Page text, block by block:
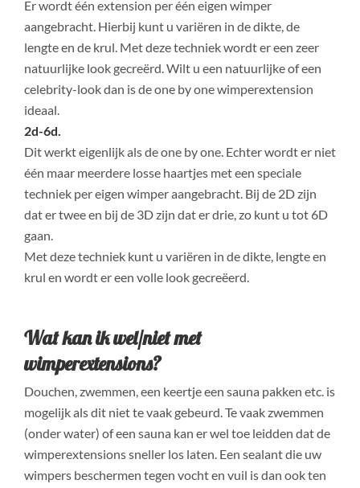
Er wordt één extension per één eigen wimper
aangebracht. Hierbij kunt u variëren in de dikte, de
lengte en de krul. Met deze techniek wordt er een zeer
natuurlijke look gecreërd. Wilt u een natuurlijke of een
celebrity-look dan is de one by one wimperextension
ideaal.
2d-6d.
Dit werkt eigenlijk als de one by one. Echter wordt er niet
één maar meerdere losse haartjes met een speciale
techniek per eigen wimper aangebracht. Bij de 2D zijn
dat er twee en bij de 3D zijn dat er drie, zo kunt u tot 6D
gaan.
Met deze techniek kunt u variëren in de dikte, lengte en
krul en wordt er een volle look gecreëerd.
Wat kan ik wel/niet met
wimperextensions?
Douchen, zwemmen, een keertje een sauna pakken etc. is
mogelijk als dit niet te vaak gebeurd. Te vaak zwemmen
(onder water) of een sauna kan er wel toe leidden dat de
wimperextensions sneller los laten. Een sealant die uw
wimpers beschermen tegen vocht en vuil is dan ook ten